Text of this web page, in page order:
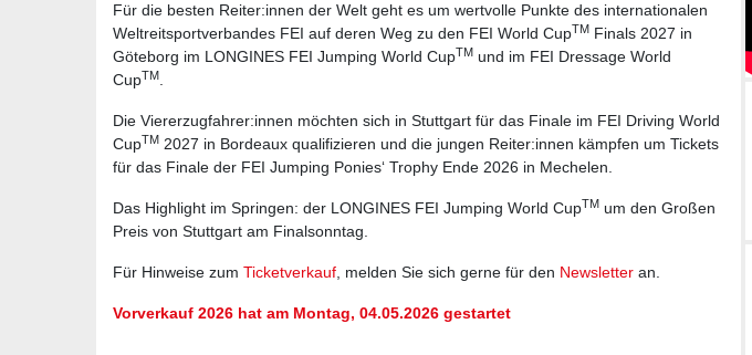
Für die besten Reiter:innen der Welt geht es um wertvolle Punkte des internationalen
Weltreitsportverbandes FEI auf deren Weg zu den FEI World CupTM Finals 2027 in
Göteborg im LONGINES FEI Jumping World CupTM und im FEI Dressage World
CupTM
Die Viererzugfahrer:innen möchten sich in Stuttgart für das Finale im FEI Driving World
CupTM 2027 in Bordeaux qualifizieren und die jungen Reiter:innen kämpfen um Tickets
für das Finale der FEI Jumping Ponies‘ Trophy Ende 2026 in Mechelen.
Das Highlight im Springen: der LONGINES FEI Jumping World CupTM um den Großen
Preis von Stuttgart am Finalsonntag.
Für Hinweise zum Ticketverkauf , melden Sie sich gerne für den Newsletter an.
Vorverkauf 2026 hat am Montag, 04.05.2026 gestartet